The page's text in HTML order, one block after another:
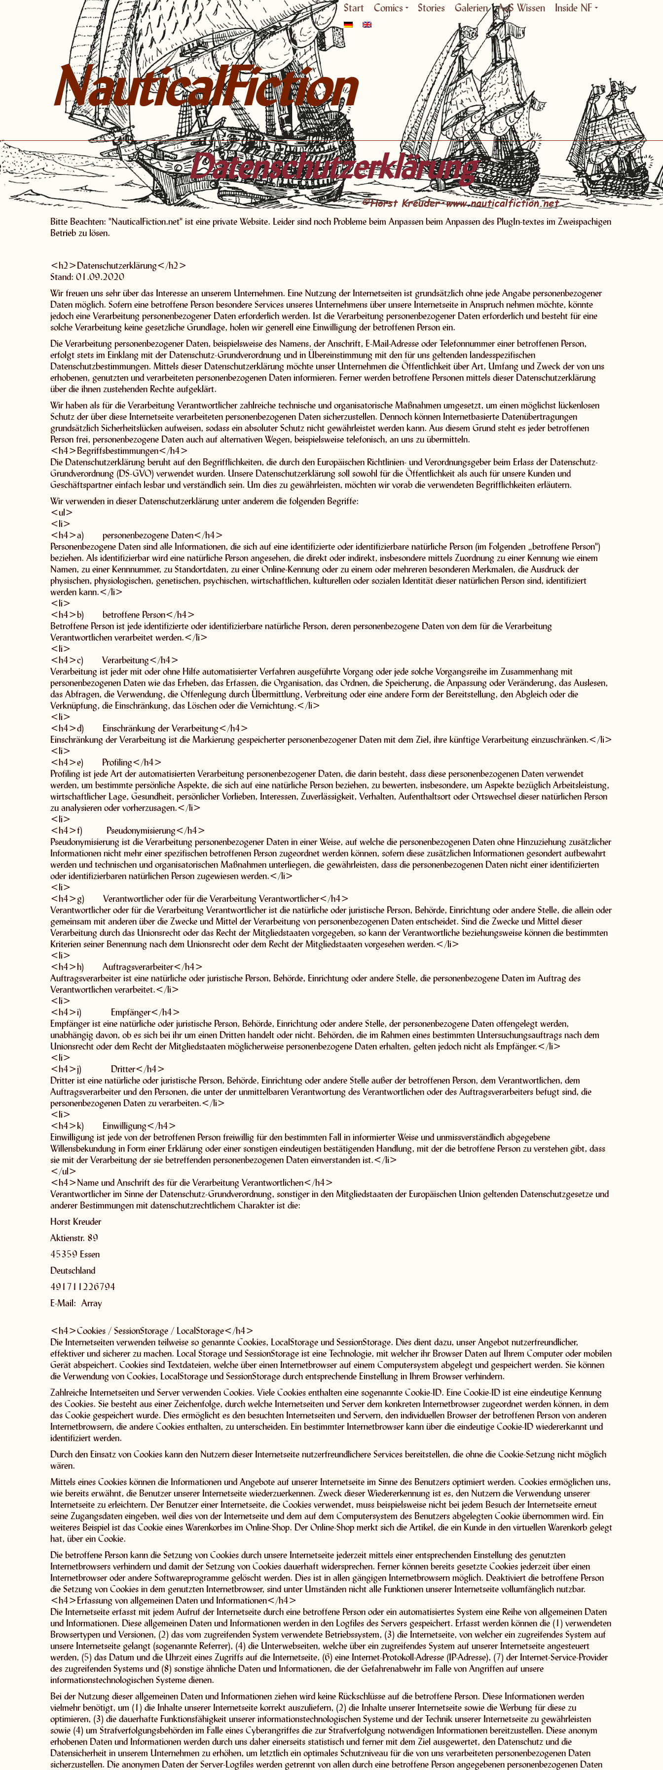
Start Comics Stories Galerien AoS Wissen Inside NF
NauticalFiction
Datenschutzerklärung
Bitte Beachten: "NauticalFiction.net" ist eine private Website. Leider sind noch Probleme beim Anpassen beim Anpassen des PlugIn-textes im Zweispachigen
Betrieb zu lösen.
<h2>Datenschutzerklärung</h2>
Stand: 01.09.2020
Wir freuen uns sehr über das Interesse an unserem Unternehmen. Eine Nutzung der Internetseiten ist grundsätzlich ohne jede Angabe personenbezogener
Daten möglich. Sofern eine betroffene Person besondere Services unseres Unternehmens über unsere Internetseite in Anspruch nehmen möchte, könnte
jedoch eine Verarbeitung personenbezogener Daten erforderlich werden. Ist die Verarbeitung personenbezogener Daten erforderlich und besteht für eine
solche Verarbeitung keine gesetzliche Grundlage, holen wir generell eine Einwilligung der betroffenen Person ein.
Die Verarbeitung personenbezogener Daten, beispielsweise des Namens, der Anschrift, E-Mail-Adresse oder Telefonnummer einer betroffenen Person,
erfolgt stets im Einklang mit der Datenschutz-Grundverordnung und in Übereinstimmung mit den für uns geltenden landesspezifischen
Datenschutzbestimmungen. Mittels dieser Datenschutzerklärung möchte unser Unternehmen die Öffentlichkeit über Art, Umfang und Zweck der von uns
erhobenen, genutzten und verarbeiteten personenbezogenen Daten informieren. Ferner werden betroffene Personen mittels dieser Datenschutzerklärung
über die ihnen zustehenden Rechte aufgeklärt.
Wir haben als für die Verarbeitung Verantwortlicher zahlreiche technische und organisatorische Maßnahmen umgesetzt, um einen möglichst lückenlosen
Schutz der über diese Internetseite verarbeiteten personenbezogenen Daten sicherzustellen. Dennoch können Internetbasierte Datenübertragungen
grundsätzlich Sicherheitslücken aufweisen, sodass ein absoluter Schutz nicht gewährleistet werden kann. Aus diesem Grund steht es jeder betroffenen
Person frei, personenbezogene Daten auch auf alternativen Wegen, beispielsweise telefonisch, an uns zu übermitteln.
<h4>Begriffsbestimmungen</h4>
Die Datenschutzerklärung beruht auf den Begrifflichkeiten, die durch den Europäischen Richtlinien- und Verordnungsgeber beim Erlass der Datenschutz-
Grundverordnung (DS-GVO) verwendet wurden. Unsere Datenschutzerklärung soll sowohl für die Öffentlichkeit als auch für unsere Kunden und
Geschäftspartner einfach lesbar und verständlich sein. Um dies zu gewährleisten, möchten wir vorab die verwendeten Begrifflichkeiten erläutern.
Wir verwenden in dieser Datenschutzerklärung unter anderem die folgenden Begriffe:
<ul>
<li>
<h4>a) personenbezogene Daten</h4>
Personenbezogene Daten sind alle Informationen, die sich auf eine identifizierte oder identifizierbare natürliche Person (im Folgenden „betroffene Person")
beziehen. Als identifizierbar wird eine natürliche Person angesehen, die direkt oder indirekt, insbesondere mittels Zuordnung zu einer Kennung wie einem
Namen, zu einer Kennnummer, zu Standortdaten, zu einer Online-Kennung oder zu einem oder mehreren besonderen Merkmalen, die Ausdruck der
physischen, physiologischen, genetischen, psychischen, wirtschaftlichen, kulturellen oder sozialen Identität dieser natürlichen Person sind, identifiziert
werden kann.</li>
<li>
<h4>b) betroffene Person</h4>
Betroffene Person ist jede identifizierte oder identifizierbare natürliche Person, deren personenbezogene Daten von dem für die Verarbeitung
Verantwortlichen verarbeitet werden.</li>
<li>
<h4>c) Verarbeitung</h4>
Verarbeitung ist jeder mit oder ohne Hilfe automatisierter Verfahren ausgeführte Vorgang oder jede solche Vorgangsreihe im Zusammenhang mit
personenbezogenen Daten wie das Erheben, das Erfassen, die Organisation, das Ordnen, die Speicherung, die Anpassung oder Veränderung, das Auslesen,
das Abfragen, die Verwendung, die Offenlegung durch Übermittlung, Verbreitung oder eine andere Form der Bereitstellung, den Abgleich oder die
Verknüpfung, die Einschränkung, das Löschen oder die Vernichtung.</li>
<li>
<h4>d) Einschränkung der Verarbeitung</h4>
Einschränkung der Verarbeitung ist die Markierung gespeicherter personenbezogener Daten mit dem Ziel, ihre künftige Verarbeitung einzuschränken.</li>
<li>
<h4>e) Profiling</h4>
Profiling ist jede Art der automatisierten Verarbeitung personenbezogener Daten, die darin besteht, dass diese personenbezogenen Daten verwendet
werden, um bestimmte persönliche Aspekte, die sich auf eine natürliche Person beziehen, zu bewerten, insbesondere, um Aspekte bezüglich Arbeitsleistung,
wirtschaftlicher Lage, Gesundheit, persönlicher Vorlieben, Interessen, Zuverlässigkeit, Verhalten, Aufenthaltsort oder Ortswechsel dieser natürlichen Person
zu analysieren oder vorherzusagen.</li>
<li>
<h4>f) Pseudonymisierung</h4>
Pseudonymisierung ist die Verarbeitung personenbezogener Daten in einer Weise, auf welche die personenbezogenen Daten ohne Hinzuziehung zusätzlicher
Informationen nicht mehr einer spezifischen betroffenen Person zugeordnet werden können, sofern diese zusätzlichen Informationen gesondert aufbewahrt
werden und technischen und organisatorischen Maßnahmen unterliegen, die gewährleisten, dass die personenbezogenen Daten nicht einer identifizierten
oder identifizierbaren natürlichen Person zugewiesen werden.</li>
<li>
<h4>g) Verantwortlicher oder für die Verarbeitung Verantwortlicher</h4>
Verantwortlicher oder für die Verarbeitung Verantwortlicher ist die natürliche oder juristische Person, Behörde, Einrichtung oder andere Stelle, die allein oder
gemeinsam mit anderen über die Zwecke und Mittel der Verarbeitung von personenbezogenen Daten entscheidet. Sind die Zwecke und Mittel dieser
Verarbeitung durch das Unionsrecht oder das Recht der Mitgliedstaaten vorgegeben, so kann der Verantwortliche beziehungsweise können die bestimmten
Kriterien seiner Benennung nach dem Unionsrecht oder dem Recht der Mitgliedstaaten vorgesehen werden.</li>
<li>
<h4>h) Auftragsverarbeiter</h4>
Auftragsverarbeiter ist eine natürliche oder juristische Person, Behörde, Einrichtung oder andere Stelle, die personenbezogene Daten im Auftrag des
Verantwortlichen verarbeitet.</li>
<li>
<h4>i) Empfänger</h4>
Empfänger ist eine natürliche oder juristische Person, Behörde, Einrichtung oder andere Stelle, der personenbezogene Daten offengelegt werden,
unabhängig davon, ob es sich bei ihr um einen Dritten handelt oder nicht. Behörden, die im Rahmen eines bestimmten Untersuchungsauftrags nach dem
Unionsrecht oder dem Recht der Mitgliedstaaten möglicherweise personenbezogene Daten erhalten, gelten jedoch nicht als Empfänger.</li>
<li>
<h4>j) Dritter</h4>
Dritter ist eine natürliche oder juristische Person, Behörde, Einrichtung oder andere Stelle außer der betroffenen Person, dem Verantwortlichen, dem
Auftragsverarbeiter und den Personen, die unter der unmittelbaren Verantwortung des Verantwortlichen oder des Auftragsverarbeiters befugt sind, die
personenbezogenen Daten zu verarbeiten.</li>
<li>
<h4>k) Einwilligung</h4>
Einwilligung ist jede von der betroffenen Person freiwillig für den bestimmten Fall in informierter Weise und unmissverständlich abgegebene
Willensbekundung in Form einer Erklärung oder einer sonstigen eindeutigen bestätigenden Handlung, mit der die betroffene Person zu verstehen gibt, dass
sie mit der Verarbeitung der sie betreffenden personenbezogenen Daten einverstanden ist.</li>
</ul>
<h4>Name und Anschrift des für die Verarbeitung Verantwortlichen</h4>
Verantwortlicher im Sinne der Datenschutz-Grundverordnung, sonstiger in den Mitgliedstaaten der Europäischen Union geltenden Datenschutzgesetze und
anderer Bestimmungen mit datenschutzrechtlichem Charakter ist die:
Horst Kreuder
Aktienstr. 89
45359 Essen
Deutschland
491711226794
E-Mail: Array
<h4>Cookies / SessionStorage / LocalStorage</h4>
Die Internetseiten verwenden teilweise so genannte Cookies, LocalStorage und SessionStorage. Dies dient dazu, unser Angebot nutzerfreundlicher,
effektiver und sicherer zu machen. Local Storage und SessionStorage ist eine Technologie, mit welcher ihr Browser Daten auf Ihrem Computer oder mobilen
Gerät abspeichert. Cookies sind Textdateien, welche über einen Internetbrowser auf einem Computersystem abgelegt und gespeichert werden. Sie können
die Verwendung von Cookies, LocalStorage und SessionStorage durch entsprechende Einstellung in Ihrem Browser verhindern.
Zahlreiche Internetseiten und Server verwenden Cookies. Viele Cookies enthalten eine sogenannte Cookie-ID. Eine Cookie-ID ist eine eindeutige Kennung
des Cookies. Sie besteht aus einer Zeichenfolge, durch welche Internetseiten und Server dem konkreten Internetbrowser zugeordnet werden können, in dem
das Cookie gespeichert wurde. Dies ermöglicht es den besuchten Internetseiten und Servern, den individuellen Browser der betroffenen Person von anderen
Internetbrowsern, die andere Cookies enthalten, zu unterscheiden. Ein bestimmter Internetbrowser kann über die eindeutige Cookie-ID wiedererkannt und
identifiziert werden.
Durch den Einsatz von Cookies kann den Nutzern dieser Internetseite nutzerfreundlichere Services bereitstellen, die ohne die Cookie-Setzung nicht möglich
wären.
Mittels eines Cookies können die Informationen und Angebote auf unserer Internetseite im Sinne des Benutzers optimiert werden. Cookies ermöglichen uns,
wie bereits erwähnt, die Benutzer unserer Internetseite wiederzuerkennen. Zweck dieser Wiedererkennung ist es, den Nutzern die Verwendung unserer
Internetseite zu erleichtern. Der Benutzer einer Internetseite, die Cookies verwendet, muss beispielsweise nicht bei jedem Besuch der Internetseite erneut
seine Zugangsdaten eingeben, weil dies von der Internetseite und dem auf dem Computersystem des Benutzers abgelegten Cookie übernommen wird. Ein
weiteres Beispiel ist das Cookie eines Warenkorbes im Online-Shop. Der Online-Shop merkt sich die Artikel, die ein Kunde in den virtuellen Warenkorb gelegt
hat, über ein Cookie.
Die betroffene Person kann die Setzung von Cookies durch unsere Internetseite jederzeit mittels einer entsprechenden Einstellung des genutzten
Internetbrowsers verhindern und damit der Setzung von Cookies dauerhaft widersprechen. Ferner können bereits gesetzte Cookies jederzeit über einen
Internetbrowser oder andere Softwareprogramme gelöscht werden. Dies ist in allen gängigen Internetbrowsern möglich. Deaktiviert die betroffene Person
die Setzung von Cookies in dem genutzten Internetbrowser, sind unter Umständen nicht alle Funktionen unserer Internetseite vollumfänglich nutzbar.
<h4>Erfassung von allgemeinen Daten und Informationen</h4>
Die Internetseite erfasst mit jedem Aufruf der Internetseite durch eine betroffene Person oder ein automatisiertes System eine Reihe von allgemeinen Daten
und Informationen. Diese allgemeinen Daten und Informationen werden in den Logfiles des Servers gespeichert. Erfasst werden können die (1) verwendeten
Browsertypen und Versionen, (2) das vom zugreifenden System verwendete Betriebssystem, (3) die Internetseite, von welcher ein zugreifendes System auf
unsere Internetseite gelangt (sogenannte Referrer), (4) die Unterwebseiten, welche über ein zugreifendes System auf unserer Internetseite angesteuert
werden, (5) das Datum und die Uhrzeit eines Zugriffs auf die Internetseite, (6) eine Internet-Protokoll-Adresse (IP-Adresse), (7) der Internet-Service-Provider
des zugreifenden Systems und (8) sonstige ähnliche Daten und Informationen, die der Gefahrenabwehr im Falle von Angriffen auf unsere
informationstechnologischen Systeme dienen.
Bei der Nutzung dieser allgemeinen Daten und Informationen ziehen wird keine Rückschlüsse auf die betroffene Person. Diese Informationen werden
vielmehr benötigt, um (1) die Inhalte unserer Internetseite korrekt auszuliefern, (2) die Inhalte unserer Internetseite sowie die Werbung für diese zu
optimieren, (3) die dauerhafte Funktionsfähigkeit unserer informationstechnologischen Systeme und der Technik unserer Internetseite zu gewährleisten
sowie (4) um Strafverfolgungsbehörden im Falle eines Cyberangriffes die zur Strafverfolgung notwendigen Informationen bereitzustellen. Diese anonym
erhobenen Daten und Informationen werden durch uns daher einerseits statistisch und ferner mit dem Ziel ausgewertet, den Datenschutz und die
Datensicherheit in unserem Unternehmen zu erhöhen, um letztlich ein optimales Schutzniveau für die von uns verarbeiteten personenbezogenen Daten
sicherzustellen. Die anonymen Daten der Server-Logfiles werden getrennt von allen durch eine betroffene Person angegebenen personenbezogenen Daten